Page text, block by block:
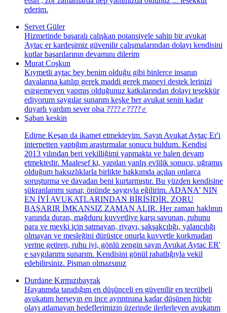
ederim.
Servet Güler
Hizmetinde başaralı çalışkan potansiyele sahip bir avukat
Aytaç er kardeşimiz güvenilir çalışmalarından dolayı kendisini
kutlar başarılarının devamını dilerim
Murat Coşkun
Kıymetli aytac bey benim olduğu gibi binlerce insanın
davalarına katılıp gerek maddi gerek manevi destek lerinizi
esirgemeyen yapmış olduğunuz katkılarından dolayı teşekkür
ediyorum saygılar sunarım keşke her avukat senin kadar
duyarlı yardım sever olsa ????‍♂️????‍♂️
Şaban keskin
Edirne Keşan da ikamet etmekteyim. Sayın Avukat Aytaç Er'i
internetten yaptığım araştırmalar sonucu buldum. Kendisi
2013 yılından beri vekilliğimi yapmakta ve halen devam
etmektedir. Maalesef ki, yapılan yanlış evlilik sonucu, uğramış
olduğum haksızlıklarla birlikte hakkımda açılan onlarca
soruşturma ve davadan beni kurtarmıştır. Bu yüzden kendisine
şükranlarımı sunar, önünde saygıyla eğilirim. ADANA' NIN
EN İYİ AVUKATLARINDAN BİRİSİDİR. ZORU
BAŞARIR İMKANSIZ ZAMAN ALIR. Her zaman haklının
yanında duran, mağduru kuvvetliye karşı savunan, ruhunu
para ve mevki için satmayan, riyayı, şakşakçılığı, yalancılığı
olmayan ve mesleğini dürüstçe onurla kuvvetle korkmadan
yerine getiren, ruhu iyi, gönlü zengin sayın Avukat Aytaç ER'
e saygılarımı sunarım. Kendisini gönül rahatlığıyla vekil
edebilirsiniz. Pişman olmazsınız
Durdane Kırmızıbayrak
Hayatımda tanıdığım en düşünceli en güvenilir en tecrübeli
avukatım herşeyın en ince ayrıntısına kadar düşünen hiçbir
olayı atlamayan hedeflerimizin üzerinde ilerlerleyen avukatım